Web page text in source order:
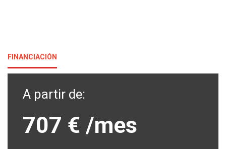
FINANCIACIÓN
A partir de:
707 € /mes